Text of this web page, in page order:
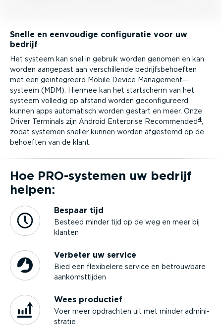
Snelle en eenvoudige confi­gu­ratie voor uw
bedrijf
Het systeem kan snel in gebruik worden genomen en kan
worden aangepast aan verschil­lende bedrijfs­be­hoeften
met een geïnte­greerd Mobile Device Manage­ment-­
systeem (MDM). Hiermee kan het startscherm van het
systeem volledig op afstand worden gecon­fi­gu­reerd,
kunnen apps automatisch worden gestart en meer. Onze
Driver Terminals zijn Android Enterprise Recommended4
zodat systemen sneller kunnen worden afgestemd op de
behoeften van de klant.
Hoe PRO-sys­temen uw bedrijf
helpen:
Bespaar tijd
Besteed minder tijd op de weg en meer bij
klanten
Verbeter uw service
Bied een flexibelere service en betrouwbare
aankomst­tijden
Wees productief
Voer meer opdrachten uit met minder admini­
stratie